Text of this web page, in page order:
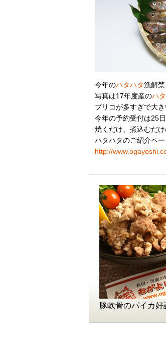
今年のハタハタ漁解禁
写真は17年度産のハ
ブリコが多すぎで大
今年の予約受付は25
焼くだけ、煮込むだ
ハタハタのご紹介ペ
http://
豚軟骨のパイカ好